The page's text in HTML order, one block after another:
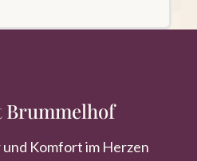
Brummelhof
und Komfort im Herzen